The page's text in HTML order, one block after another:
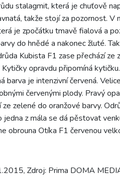
stalagmit, která je chuťově
takže stojí za pozornost. V
je zpočátku tmavě fialová a
do hnědé a nakonec žluté.
Kubista F1 zase přechází ze
opravdu připomíná
barva je intenzivní červená.
červenými plody. Pravý
zelené do oranžové barvy.
jedna z mála se dá pěstovat
obrouna Otíka F1 červenou
Zdroj: Prima DOMA